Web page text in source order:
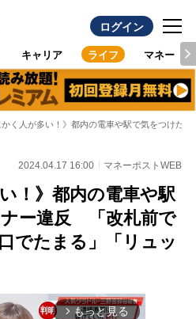
ログイン
キャリア ライフ マネー
かく人が多い！》都内の電車や駅で気をつけた
2024.04.17 16:00 マネーポストWEB
！》都内の電車や駅
ー違反 「改札前で
でたまる」「リュッ
arrow_forward_ios もっと見る